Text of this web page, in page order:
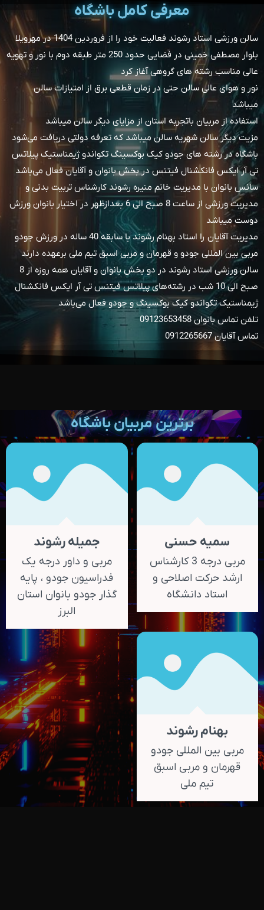
معرفی کامل باشگاه
سالن ورزشی استاد رشوند فعالیت خود را از فروردين 1404 در مهرویلا
بلوار مصطفی خمينی در فضایی حدود 250 متر طبقه‌ دوم با نور و تهویه
عالی مناسب رشته‌ های گروهی آغاز کرد
نور و هوای عالی سالن حتی در زمان قطعی برق از امتیازات سالن
میباشد
استفاده از مربيان باتجربه استان از مزایای دیگر سالن میباشد
مزیت دیگر سالن شهريه سالن میباشد که تعرفه دولتی دریافت می‌شود
باشگاه‌ در رشته‌ های جودو کيک بوکسینگ تکواندو ژیمناستیک پیلاتس
تی آر ايکس فانکشنال فیتنس در بخش بانوان و آقایان فعال می‌باشد
سانس بانوان با مدیریت خانم منیره رشوند کارشناس تربيت بدنی و
مدیریت ورزشی از ساعت 8 صبح الی 6 بعدازظهر در اختیار بانوان ورزش
دوست میباشد
مدیریت آقایان را استاد بهنام رشوند با سابقه 40 ساله‌ در ورزش جودو
مربی بین المللی جودو و قهرمان و مربی اسبق تیم ملی برعهده دارند
سالن ورزشی استاد رشوند در دو بخش بانوان و آقایان همه روزه از 8
صبح الی 10 شب در رشته‌های پیلاتس فیتنس تی آر ايکس فانکشنال
ژیمناستیک تکواندو کيک بوکسینگ و جودو فعال می‌باشد
تلفن تماس بانوان 09123653458
تماس آقایان 0912265667
برترین مربیان باشگاه
سميه حسنی
مربی درجه‌ 3 کارشناس
ارشد حرکت اصلاحی‌ و
استاد دانشگاه
جمیله رشوند
مربی و داور درجه‌ یک
فدراسیون جودو ، پايه
گذار جودو بانوان استان
البرز
بهنام رشوند
مربی بین المللی جودو
قهرمان و مربی اسبق
تیم ملی